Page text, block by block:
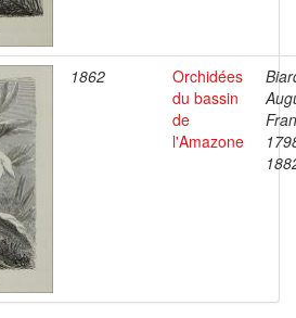
1862
Orchidées
du bassin
de
l'Amazone